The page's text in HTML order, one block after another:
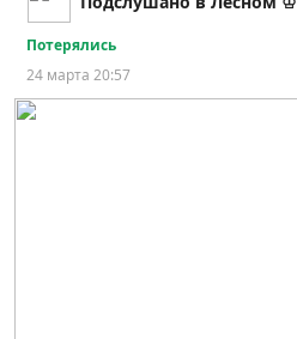
Потерялись
24 марта 20:57